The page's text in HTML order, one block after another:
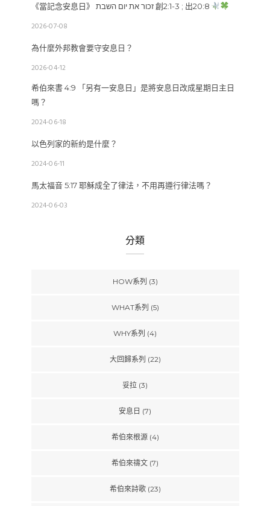
《當記念安息日》 זכור את יום השבת 創2:1-3 ; 出20:8
2026-07-08
為什麼外邦教會要守安息日？
2026-04-12
希伯來書 4:9 「另有一安息日」是將安息日改成星期日主日
嗎？
2024-06-18
以色列家的新約是什麼？
2024-06-11
馬太福音 5:17 耶穌成全了律法，不用再遵行律法嗎？
2024-06-03
分類
HOW系列 (3)
WHAT系列 (5)
WHY系列 (4)
大回歸系列 (22)
妥拉 (3)
安息日 (7)
希伯來根源(4)
希伯來禱文 (7)
希伯來詩歌(23)